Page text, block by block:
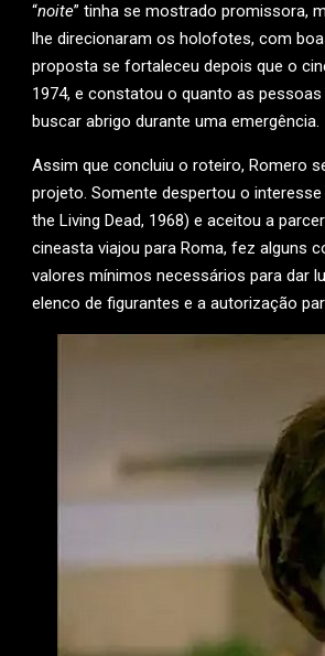
“noite” tinha se mostrado promissora,
lhe direcionaram os holofotes, com
proposta se fortaleceu depois que o
1974, e constatou o quanto as
buscar abrigo durante uma emergência.
Assim que concluiu o roteiro, Romero
projeto. Somente despertou o interesse
the Living Dead, 1968) e aceitou a
cineasta viajou para Roma, fez alguns
valores mínimos necessários para dar
elenco de figurantes e a autorização